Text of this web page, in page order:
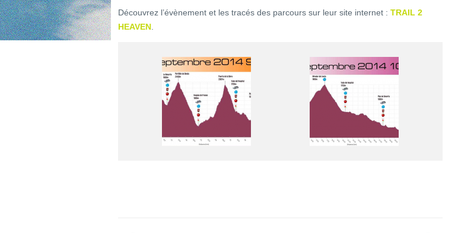
Découvrez l’évènement et les tracés des parcours sur leur site internet : TRAIL 2
HEAVEN